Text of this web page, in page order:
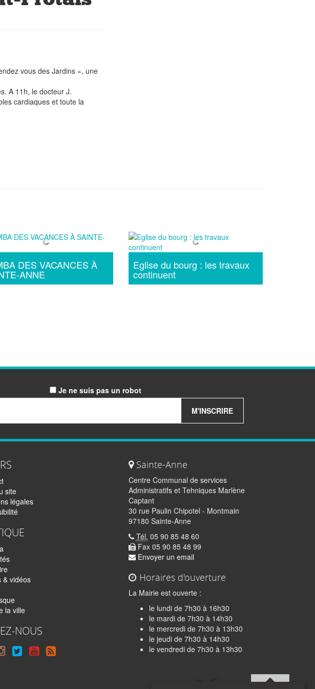
vous des Jardins », une
A 11h, le docteur J.
cardiaques et toute la
DES VACANCES À
ANNE
Eglise du bourg : les travaux
continuent
Je ne suis pas un robot
M'INSCRIRE
site
légales
& vidéos
la ville
NOUS
SuivreSuivreSyndiquer
Sainte-Anne
Centre Communal de services
Administratifs et Tehniques Marlène
Captant
30 rue Paulin Chipotel - Montmain
97180 Sainte-Anne
Tél. 05 90 85 48 60
Fax 05 90 85 48 99
Envoyer un email
Horaires d'ouverture
La Mairie est ouverte :
le lundi de 7h30 à 16h30
le mardi de 7h30 à 14h30
le mercredi de 7h30 à 13h30
le jeudi de 7h30 à 14h30
le vendredi de 7h30 à 13h30